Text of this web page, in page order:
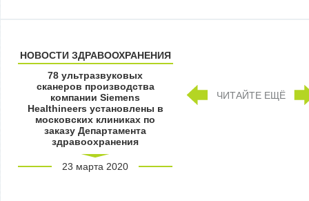
НОВОСТИ ЗДРАВООХРАНЕНИЯ
78 ультразвуковых
сканеров производства
компании Siemens
Healthineers установлены в
московских клиниках по
заказу Департамента
здравоохранения
23 марта 2020
ЧИТАЙТЕ ЕЩЁ